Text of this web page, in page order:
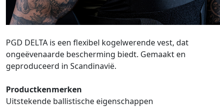
PGD DELTA is een flexibel kogelwerende vest, dat
ongeëvenaarde bescherming biedt. Gemaakt en
geproduceerd in Scandinavië.
Productkenmerken
Uitstekende ballistische eigenschappen